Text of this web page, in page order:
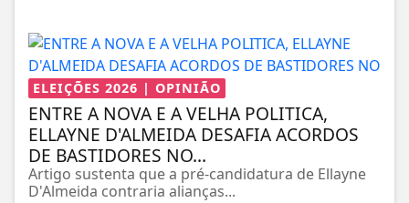
ELEIÇÕES 2026 | OPINIÃO
ENTRE A NOVA E A VELHA POLITICA,
ELLAYNE D'ALMEIDA DESAFIA ACORDOS
DE BASTIDORES NO...
Artigo sustenta que a pré-candidatura de Ellayne
D'Almeida contraria alianças...